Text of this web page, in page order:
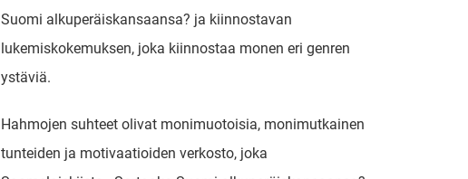
Suomi alkuperäiskansaansa? ja kiinnostavan
lukemiskokemuksen, joka kiinnostaa monen eri genren
ystäviä.
Hahmojen suhteet olivat monimuotoisia, monimutkainen
tunteiden ja motivaatioiden verkosto, joka